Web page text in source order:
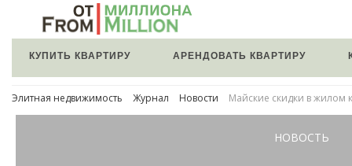
КУПИТЬ КВАРТИРУ АРЕНДОВАТЬ КВАРТИРУ
Элитная недвижимость Журнал Новости Майские скидки в жилом
НОВОСТЬ